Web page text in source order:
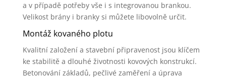
a v případě potřeby vše i s integrovanou brankou.
Velikost brány i branky si můžete libovolně určit.
Montáž kovaného plotu
Kvalitní založení a stavební připravenost jsou klíčem
ke stabilitě a dlouhé životnosti kovových konstrukcí.
Betonování základů, pečlivé zaměření a úprava